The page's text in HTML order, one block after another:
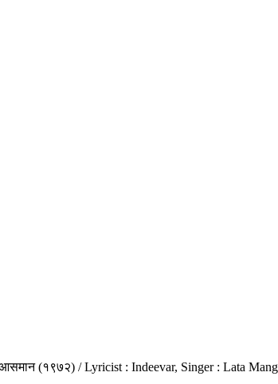
(१९७२) / Lyricist : Indeevar, Singer : Lata